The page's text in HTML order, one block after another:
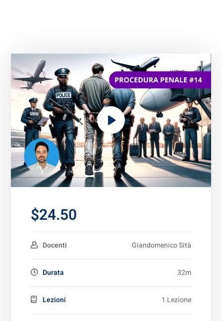
$24.50
Docenti Giandomenico Sità
Durata 32m
Lezioni 1 Lezione